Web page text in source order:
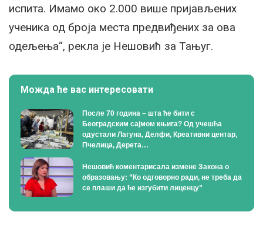
испита. Имамо око 2.000 више пријављених
ученика од броја места предвиђених за ова
одељења“, рекла је Нешовић за Тањуг.
Можда ће вас интересовати
После 70 година – шта ће бити с
Београдским сајмом књига? Од учешћа
одустали Лагуна, Делфи, Креативни центар,
Пчелица, Дерета…
Нешовић коментарисала измене Закона о
образовању: ”Ко одговорно ради, не треба да
се плаши да ће изгубити лиценцу”